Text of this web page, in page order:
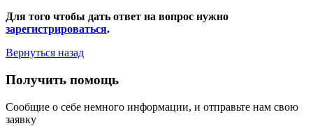
Для того чтобы дать ответ на вопрос нужно
зарегистрироваться.
Вернуться назад
Получить помощь
Сообщие о себе немного информации, и отправьте нам свою
заявку